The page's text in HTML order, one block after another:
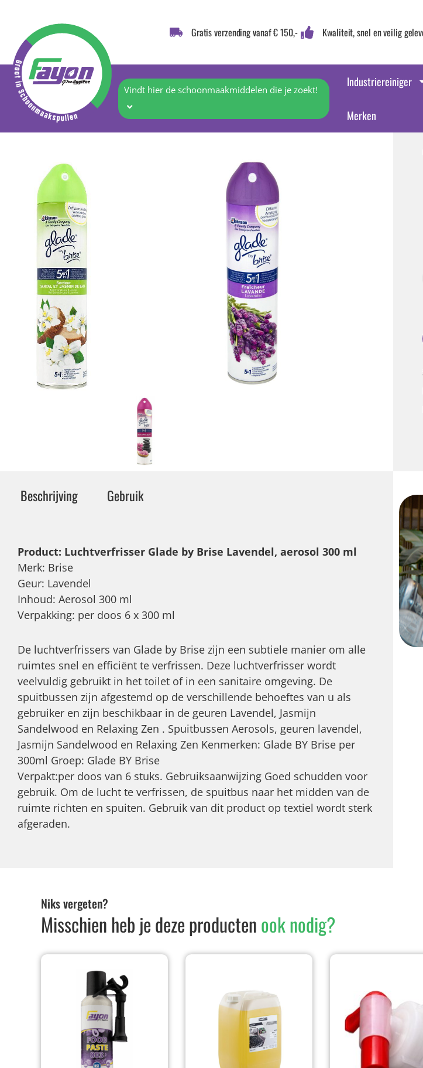
Gratis verzending vanaf € 150,- Kwaliteit, snel en veilig
Vindt hier de schoonmaakmiddelen die je zoekt!
Industriereiniger
Merken
Beschrijving Gebruik
Product: Luchtverfrisser Glade by Brise Lavendel, aerosol 300 ml
Merk: Brise
Geur: Lavendel
Inhoud: Aerosol 300 ml
Verpakking: per doos 6 x 300 ml
De luchtverfrissers van Glade by Brise zijn een subtiele manier om alle
ruimtes snel en efficiënt te verfrissen. Deze luchtverfrisser wordt
veelvuldig gebruikt in het toilet of in een sanitaire omgeving. De
spuitbussen zijn afgestemd op de verschillende behoeftes van u als
gebruiker en zijn beschikbaar in de geuren Lavendel, Jasmijn
Sandelwood en Relaxing Zen . Spuitbussen Aerosols, geuren lavendel,
Jasmijn Sandelwood en Relaxing Zen Kenmerken: Glade BY Brise per
300ml Groep: Glade BY Brise
Verpakt:per doos van 6 stuks. Gebruiksaanwijzing Goed schudden voor
gebruik. Om de lucht te verfrissen, de spuitbus naar het midden van de
ruimte richten en spuiten. Gebruik van dit product op textiel wordt sterk
afgeraden.
Niks vergeten?
Misschien heb je deze productenook nodig?